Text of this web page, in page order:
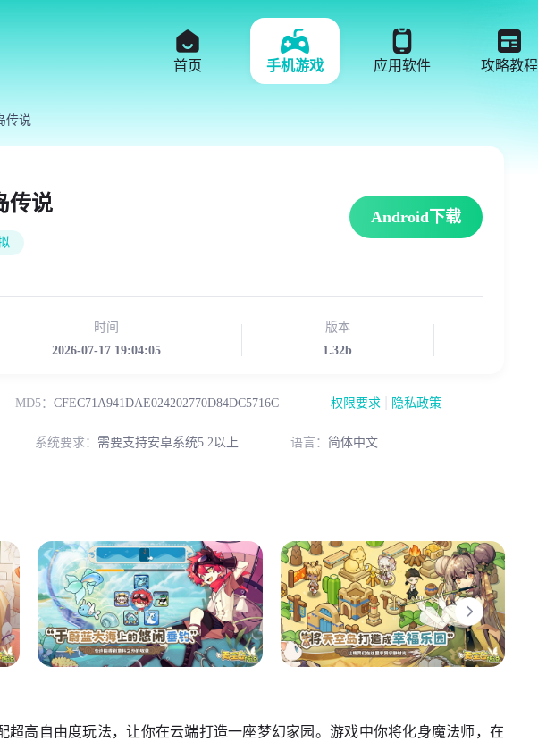
首页 手机游戏 应用软件 攻略教程
传说
传说
Android下载
时间
2026-07-17 19:04:05
版本
1.32b
MD5： CFEC71A941DAE024202770D84DC5716C 权限要求 隐私政策
系统要求： 需要支持安卓系统5.2以上 语言： 简体中文
超高自由度玩法，让你在云端打造一座梦幻家园。游戏中你将化身魔法师，在